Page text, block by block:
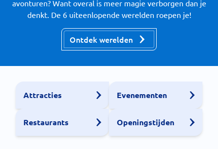
avonturen? Want overal is meer magie verborgen dan je
denkt. De 6 uiteenlopende werelden roepen je!
Ontdek werelden
Attracties Evenementen
Restaurants Openingstijden